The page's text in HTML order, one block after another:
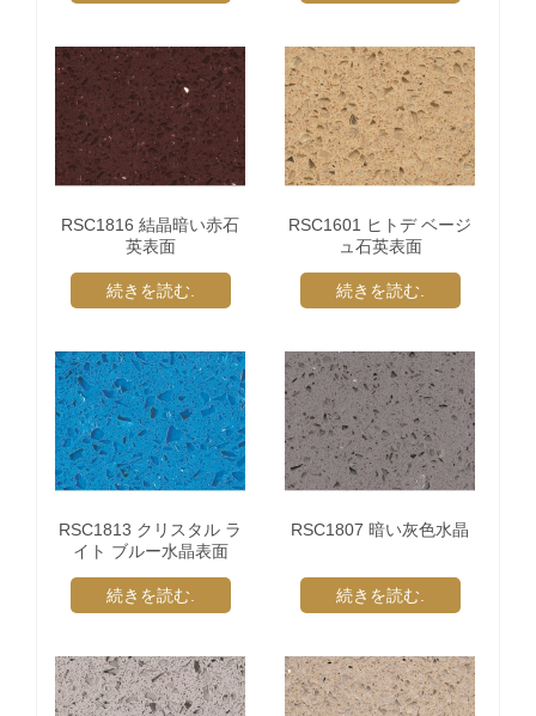
RSC1816 結晶暗い赤石
英表面
続きを読む.
RSC1601 ヒトデ ベージ
ュ石英表面
続きを読む.
RSC1813 クリスタル ラ
イト ブルー水晶表面
続きを読む.
RSC1807 暗い灰色水晶
続きを読む.